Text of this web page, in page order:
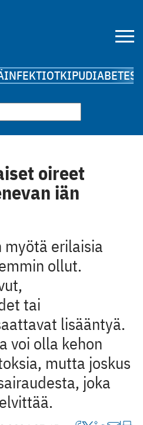
INFEKTIOTKIPUDIABETES
oireet
iän
myötä erilaisia
ollut.
tai
lisääntyä.
voi olla kehon
mutta joskus
joka